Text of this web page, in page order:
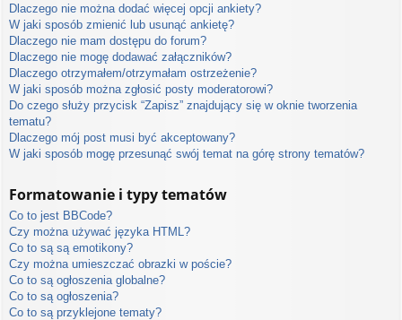
Dlaczego nie można dodać więcej opcji ankiety?
W jaki sposób zmienić lub usunąć ankietę?
Dlaczego nie mam dostępu do forum?
Dlaczego nie mogę dodawać załączników?
Dlaczego otrzymałem/otrzymałam ostrzeżenie?
W jaki sposób można zgłosić posty moderatorowi?
Do czego służy przycisk “Zapisz” znajdujący się w oknie tworzenia
tematu?
Dlaczego mój post musi być akceptowany?
W jaki sposób mogę przesunąć swój temat na górę strony tematów?
Formatowanie i typy tematów
Co to jest BBCode?
Czy można używać języka HTML?
Co to są są emotikony?
Czy można umieszczać obrazki w poście?
Co to są ogłoszenia globalne?
Co to są ogłoszenia?
Co to są przyklejone tematy?